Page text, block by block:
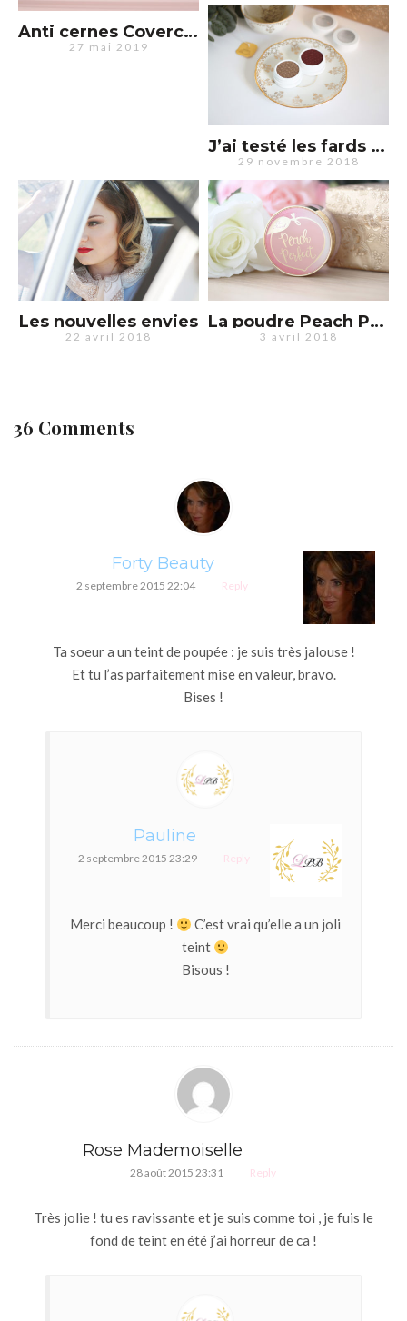
Anti cernes Covercorrect d’Adopt : le secret d’un joli teint ?
27 mai 2019
J’ai testé les fards à paupières ColourPop Cosmetics
29 novembre 2018
Les nouvelles envies
22 avril 2018
La poudre Peach Perfect de Too Faced : petite déception
3 avril 2018
36 Comments
Forty Beauty
2 septembre 2015 22:04 Reply
Ta soeur a un teint de poupée : je suis très jalouse !
Et tu l’as parfaitement mise en valeur, bravo.
Bises !
Pauline
2 septembre 2015 23:29 Reply
Merci beaucoup !
C’est vrai qu’elle a un joli
teint
Bisous !
Rose Mademoiselle
28 août 2015 23:31 Reply
Très jolie ! tu es ravissante et je suis comme toi , je fuis le
fond de teint en été j’ai horreur de ca !